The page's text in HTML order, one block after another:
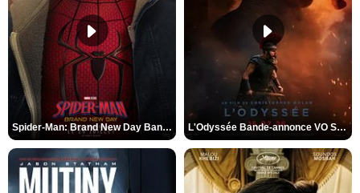
Spider-Man: Brand New Day Bande-annonce VO STFR L'Odyssée Bande-annonce VO STFR